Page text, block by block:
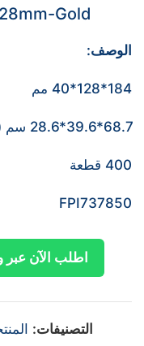
Gold
الوصف:
184*128*40 مم
68.7*39.6*28.6 سم ( CBM )
400 قطعة
FPI737850
اطلب الآن عبر
التصنيفات: